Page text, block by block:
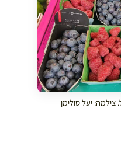
צילמה: יעל סולימן